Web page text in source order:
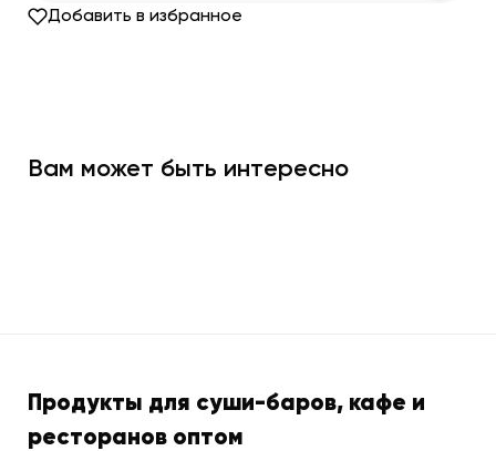
Добавить в избранное
Вам может быть интересно
Продукты для суши-баров, кафе и
ресторанов оптом